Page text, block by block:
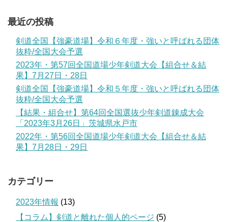
最近の投稿
剣道全国【強豪道場】令和６年度・強いと呼ばれる団体
抜粋/全国大会予選
2023年・第57回全国道場少年剣道大会【組合せ＆結
果】7月27日・28日
剣道全国【強豪道場】令和５年度・強いと呼ばれる団体
抜粋/全国大会予選
【結果・組合せ】第64回全国選抜少年剣道錬成大会
「2023年3月26日」茨城県水戸市
2022年・第56回全国道場少年剣道大会【組合せ＆結
果】7月28日・29日
カテゴリー
2023年情報 (13)
【コラム】剣道と離れた個人的ページ (5)